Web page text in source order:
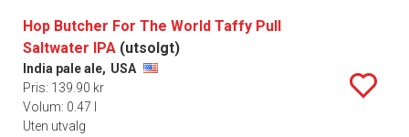
Hop Butcher For The World Taffy Pull
Saltwater IPA (utsolgt)
India pale ale, USA
Pris: 139.90 kr
Volum: 0.47 l
Uten utvalg